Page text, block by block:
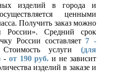
изделий в города и
ценными
Получить заказ можно
России». Средний срок
России составляет 7 -
услуги(для
- от 190 руб. и не зависит
изделий в заказе и